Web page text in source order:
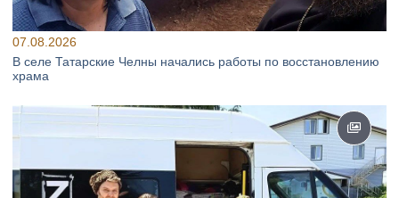
07.08.2026
В селе Татарские Челны начались работы по восстановлению
храма